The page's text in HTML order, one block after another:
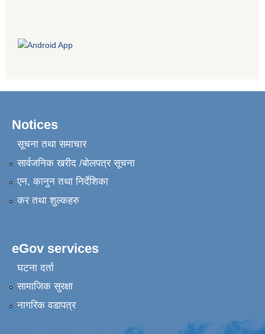
Notices
सूचना तथा समाचार
सार्वजनिक खरीद /बोलपत्र सूचना
एन, कानुन तथा निर्देशिका
कर तथा शुल्कहरु
eGov services
घटना दर्ता
सामाजिक सुरक्षा
नागरिक वडापत्र